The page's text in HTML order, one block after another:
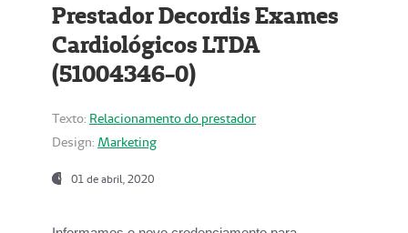
Prestador Decordis Exames
Cardiológicos LTDA
(51004346-0)
Texto: Relacionamento do prestador
Design: Marketing
01 de abril, 2020